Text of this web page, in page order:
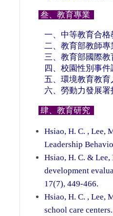
叁、教育專業
一、中等教育合
二、教育部教師
三、教育部國際
四、校園性別事
五、環境教育教
六、勞動力發展
肆、教育研究
Hsiao, H. C. , Lee,
Leadership
Hsiao, H. C. &
development
17(7), 449-466.
Hsiao, H. C. , Lee,
school care